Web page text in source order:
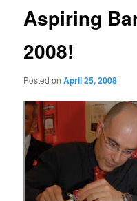
Aspiring
2008!
Posted onApril 25, 2008